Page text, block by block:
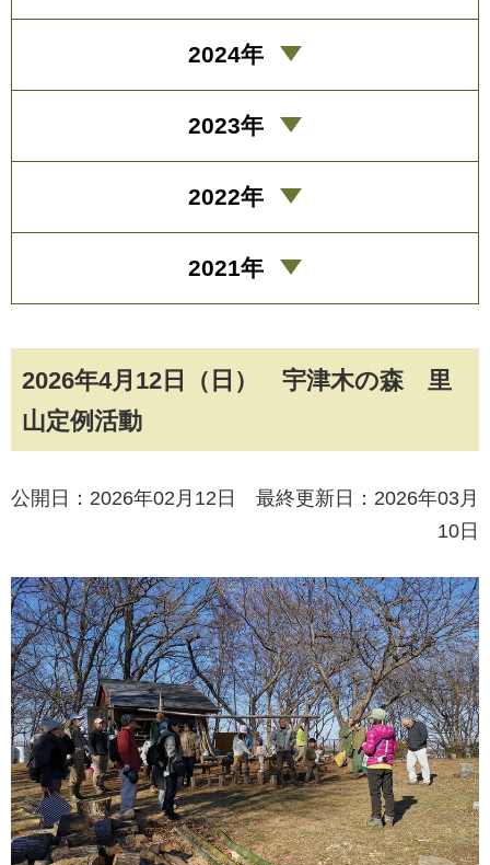
2026年4月12日（日） 宇津木の森 里
山定例活動
公開日：2026年02月12日 最終更新日：2026年03月
10日
2024年
2023年
2022年
2021年